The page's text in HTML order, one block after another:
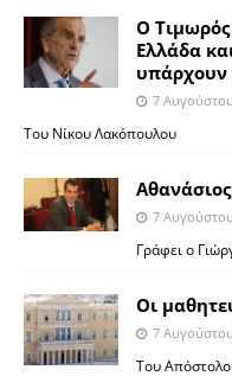
Ο
Ελλάδα
υπάρχουν
7
Του Νίκου Λακόπουλου
7
Γράφει ο
Οι
7
Του